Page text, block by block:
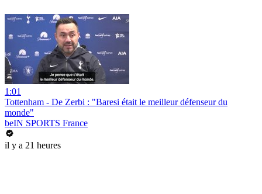
1:01
Tottenham - De Zerbi : "Baresi était le meilleur défenseur du
monde"
beIN SPORTS France
il y a 21 heures